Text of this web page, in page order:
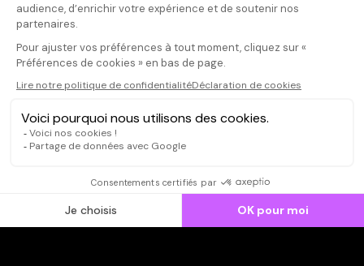
Il faut vous connecter pour
publier un avis
CONNEXION
comme nous,
Qui sommes-nous ?